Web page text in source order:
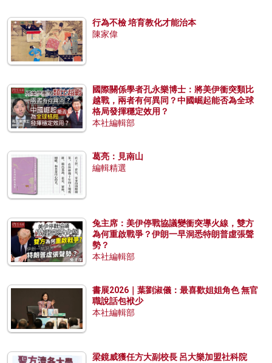
行為不檢 培育教化才能治本
陳家偉
國際關係學者孔永樂博士：將美伊衝突類比
越戰，兩者有何異同？中國崛起能否為全球
格局發揮穩定效用？
本社編輯部
葛亮：見南山
編輯精選
兔主席：美伊停戰協議變衝突導火線，雙方
為何重啟戰爭？伊朗一早洞悉特朗普虛張聲
勢？
本社編輯部
書展2026｜葉劉淑儀：最喜歡姐姐角色 無官
職說話包袱少
本社編輯部
梁鏡威獲任方大副校長 呂大樂加盟社科院